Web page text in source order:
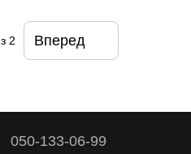
з 2 Вперед
050-133-06-99